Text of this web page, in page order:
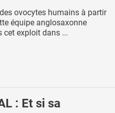
ovocytes humains à partir
équipe anglosaxonne
cet exploit dans ...
: Et si sa